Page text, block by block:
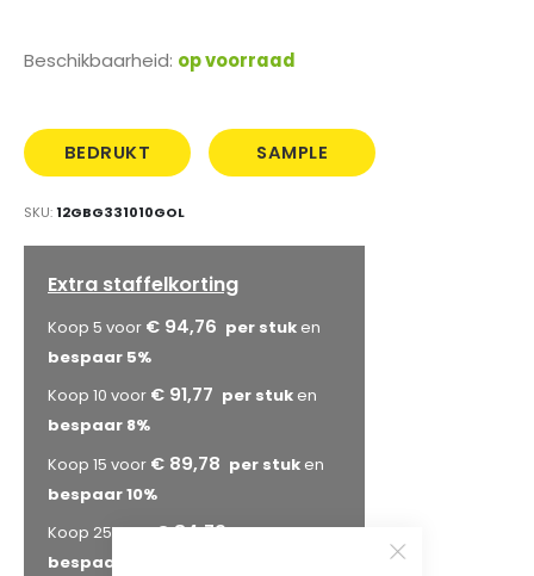
Beschikbaarheid: op voorraad
BEDRUKT
SAMPLE
SKU 12GBG331010GOL
Extra staffelkorting
Koop 5 voor € 94,76
en
bespaar 5%
Koop 10 voor € 91,77
en
bespaar 8%
Koop 15 voor € 89,78
en
bespaar10%
Koop 25 voor€ 84,79
en
bespaar